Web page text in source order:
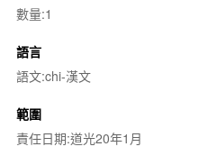
數量:1
語言
語文:chi-漢文
範圍
責任日期:道光20年1月